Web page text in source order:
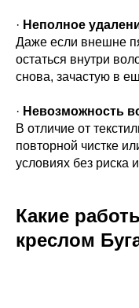
· Неполное
Даже если внешне
остаться внутри
снова, зачастую в
· Невозможность
В отличие от
повторной чистке
условиях без риска
Какие
креслом